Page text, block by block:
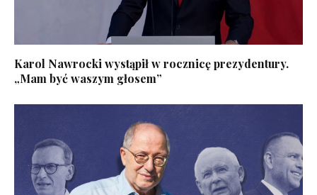
Karol Nawrocki wystąpił w rocznicę prezydentury.
„Mam być waszym głosem”